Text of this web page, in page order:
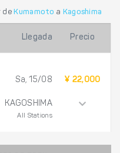
de Kumamoto a Kagoshima
Llegada Precio
Sa, 15/08
KAGOSHIMA
All Stations
¥ 22,000